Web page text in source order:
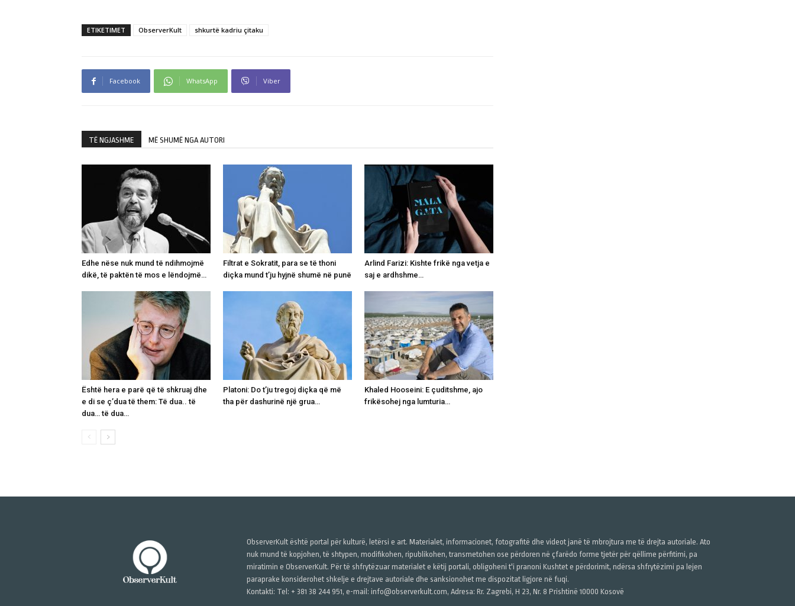
ETIKETIMET ObserverKult shkurtë kadriu çitaku
Facebook WhatsApp Viber
TË NGJASHME MË SHUMË NGA AUTORI
Edhe nëse nuk mund të ndihmojmë
dikë, të paktën të mos e lëndojmë…
Filtrat e Sokratit, para se të thoni
diçka mund t’ju hyjnë shumë në punë
Arlind Farizi: Kishte frikë nga vetja e
saj e ardhshme…
Është hera e parë që të shkruaj dhe
e di se ç’dua të them: Të dua.. të
dua… të dua…
Platoni: Do t’ju tregoj diçka që më
tha për dashurinë një grua…
Khaled Hooseini: E çuditshme, ajo
frikësohej nga lumturia…
ObserverKult është portal për kulturë, letërsi e art. Materialet, informacionet, fotografitë dhe videot janë të mbrojtura me të drejta autoriale. Ato
nuk mund të kopjohen, të shtypen, modifikohen, ripublikohen, transmetohen ose përdoren në çfarëdo forme tjetër për qëllime përfitimi, pa
miratimin e ObserverKult. Për të shfrytëzuar materialet e këtij portali, obligoheni t'i pranoni Kushtet e përdorimit, ndërsa shfrytëzimi pa lejen
paraprake konsiderohet shkelje e drejtave autoriale dhe sanksionohet me dispozitat ligjore në fuqi.
Kontakti: Tel: + 381 38 244 951, e-mail: info@observerkult.com, Adresa: Rr. Zagrebi, H 23, Nr. 8 Prishtinë 10000 Kosovë